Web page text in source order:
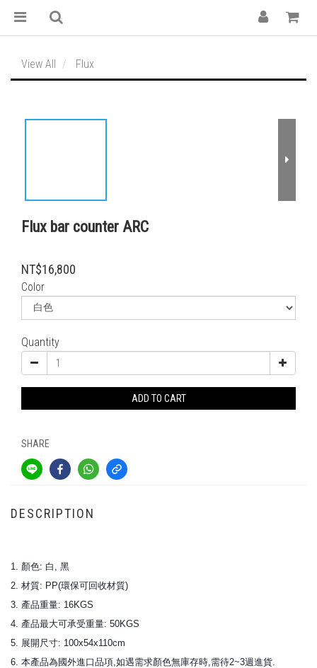
View All Flux
Flux bar counter ARC
NT$16,800
Color
Quantity
ADD TO CART
SHARE
DESCRIPTION
1. 顏色: 白, 黑
2. 材質: PP(環保可回收材質)
3. 產品重量: 16KGS
4. 產品最大可承受重量: 50KGS
5. 展開尺寸: 100x54x110cm
6. 本產品為國外進口品項,如遇需求顏色無庫存時,需待2~3週進貨.